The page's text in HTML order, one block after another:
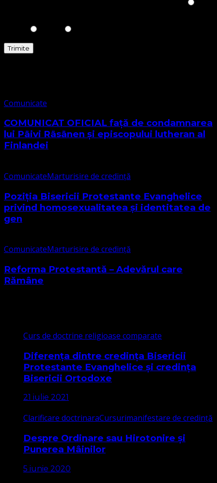
Comunicate
COMUNICAT OFICIAL față de condamnarea
lui Päivi Räsänen și episcopului lutheran al
Finlandei
ComunicateMarturisire de credință
Poziția Bisericii Protestante Evanghelice
privind homosexualitatea și identitatea de
gen
ComunicateMarturisire de credință
Reforma Protestantă – Adevărul care
Rămâne
Curs de doctrine religioase comparate
Diferența dintre credința Bisericii
Protestante Evanghelice și credința
Bisericii Ortodoxe
21 iulie 2021
Clarificare doctrinaraCursurimanifestare de credință
Despre Ordinare sau Hirotonire și
Punerea Mâinilor
5 iunie 2020